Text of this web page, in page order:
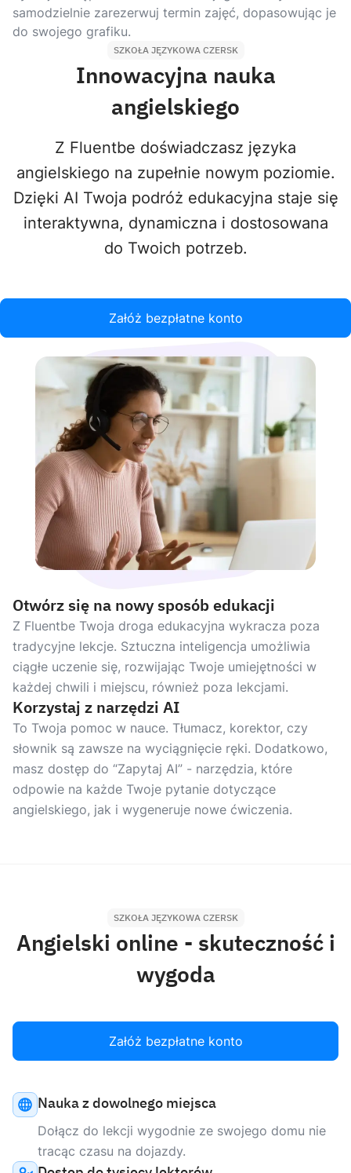
samodzielnie zarezerwuj termin zajęć, dopasowując je
do swojego grafiku.
SZKOŁA JĘZYKOWA CZERSK
Innowacyjna nauka
angielskiego
Z Fluentbe doświadczasz języka
angielskiego na zupełnie nowym poziomie.
Dzięki AI Twoja podróż edukacyjna staje się
interaktywna, dynamiczna i dostosowana
do Twoich potrzeb.
Załóż bezpłatne konto
Otwórz się na nowy sposób edukacji
Z Fluentbe Twoja droga edukacyjna wykracza poza
tradycyjne lekcje. Sztuczna inteligencja umożliwia
ciągłe uczenie się, rozwijając Twoje umiejętności w
każdej chwili i miejscu, również poza lekcjami.
Korzystaj z narzędzi AI
To Twoja pomoc w nauce. Tłumacz, korektor, czy
słownik są zawsze na wyciągnięcie ręki. Dodatkowo,
masz dostęp do “Zapytaj AI” - narzędzia, które
odpowie na każde Twoje pytanie dotyczące
angielskiego, jak i wygeneruje nowe ćwiczenia.
SZKOŁA JĘZYKOWA CZERSK
Angielski online - skuteczność i
wygoda
Załóż bezpłatne konto
Nauka z dowolnego miejsca
Dołącz do lekcji wygodnie ze swojego domu nie
tracąc czasu na dojazdy.